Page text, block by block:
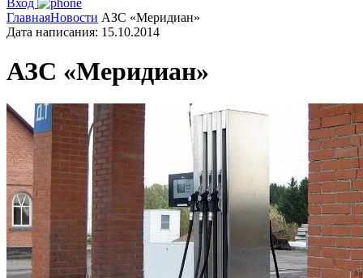
ГлавнаяНовости АЗС «Меридиан»
Дата написания: 15.10.2014
АЗС «Меридиан»